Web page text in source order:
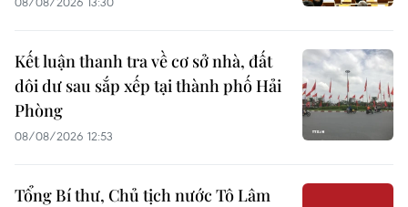
Kết luận thanh tra về cơ sở nhà, đất
dôi dư sau sắp xếp tại thành phố Hải
Phòng
08/08/2026 12:53
Tổng Bí thư, Chủ tịch nước Tô Lâm